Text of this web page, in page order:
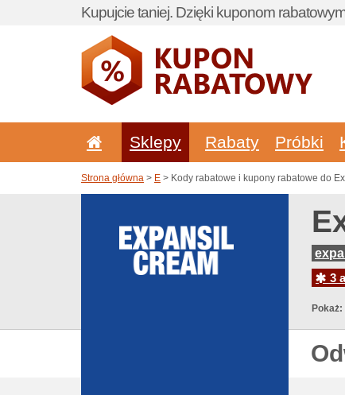
Kupujcie taniej. Dzięki kuponom
Sklepy Rabaty Próbki
Strona główna > E > Kody rabatowe i kupony rabatowe do
3
Pokaż: